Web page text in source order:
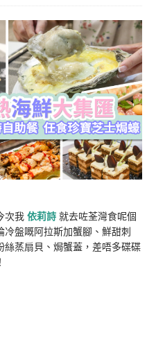
次我 依莉詩 就去咗荃灣食呢個
冷盤嘅阿拉斯加蟹腳、鮮甜刺
蒸扇貝、焗蟹蓋，差唔多碟碟